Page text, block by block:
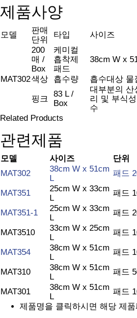
제품사양
모델
판매
단위
타입 사이즈
MAT302
200
매 /
Box
케미컬
흡착제
패드
38cm W x
색상 흡수량 흡수대상 물
핑크
83 L /
Box
대부분의 산
리 및 부식
수
Related Products
관련제품
모델 사이즈 단위
MAT302
38cm W x 51cm
L
패드
MAT351
25cm W x 33cm
L
패드
MAT351-1
25cm W x 33cm
L
패드
MAT3510
33cm W x 25cm
L
패드
MAT354
38cm W x 51cm
L
패드
MAT310
38cm W x 51cm
L
패드
MAT301
38cm W x 51cm
L
패드
제품명을 클릭하시면 해당 제